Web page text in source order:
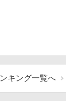
キング一覧へ